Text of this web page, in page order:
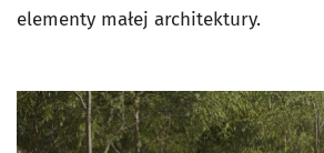
elementy małej architektury.